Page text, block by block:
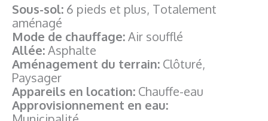
Sous-sol: 6 pieds et plus, Totalement
aménagé
Mode de chauffage:Air soufflé
Allée:Asphalte
Aménagement du terrain: Clôturé,
Paysager
Appareils en location: Chauffe-eau
Approvisionnement en eau: